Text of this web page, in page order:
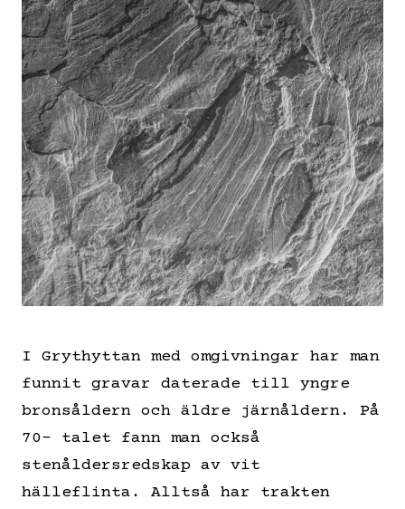
I Grythyttan med omgivningar har man
funnit gravar daterade till yngre
bronsåldern och äldre järnåldern. På
70- talet fann man också
stenåldersredskap av vit
hälleflinta. Alltså har trakten